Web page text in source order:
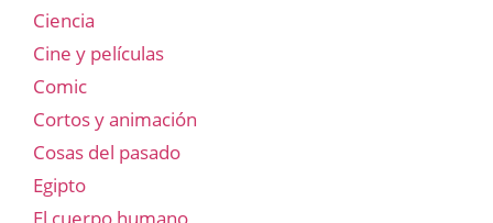
Ciencia
Cine y películas
Comic
Cortos y animación
Cosas del pasado
Egipto